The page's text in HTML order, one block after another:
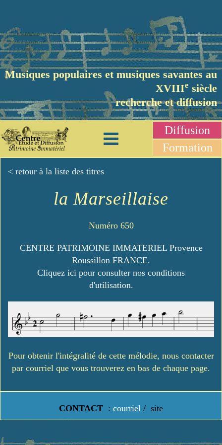
Musiques populaires et musiques savantes au
XVIIIe siècle
recherche et diffusion
Diffusion
Formation
< retour à la liste des titres
la Marseillaise
Numéro 650
CENTRE PATRIMOINE IMMATERIEL Provence
Roussillon FRANCE.
Cliquez ici pour consulter nos conditions
d'utilisation.
Pour obtenir l'intégralité de cette mélodie, nous contacter
par courriel que vous trouverez en bas de chaque page.
CONTACT : courriel / site
https://www.lavielledanstoussesetats.fr